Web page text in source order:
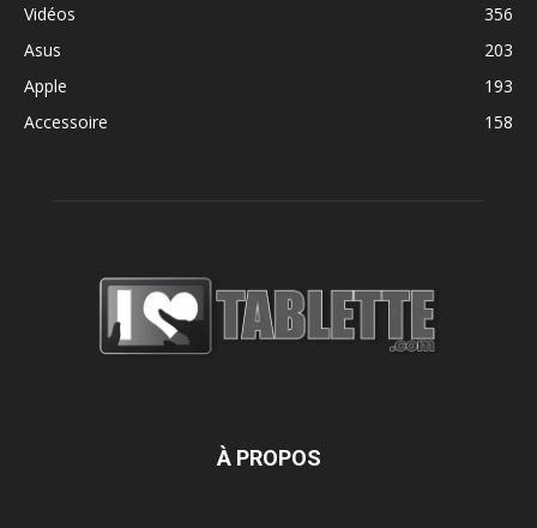
Vidéos
356
Asus
203
Apple
193
Accessoire
158
À PROPOS